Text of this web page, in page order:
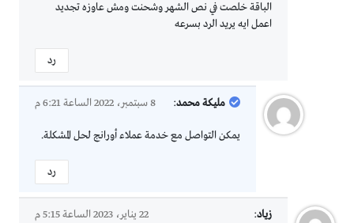
الباقة خلصت في نص الشهر وشحنت ومش عاوزه تجديد
اعمل ايه يريد الرد بسرعه
رد
مليكة محمد: 8 سبتمبر، 2022 الساعة 6:21 م
يمكن التواصل مع خدمة عملاء أورانج لحل المشكلة.
رد
زياد: 22 يناير، 2023 الساعة 5:15 م